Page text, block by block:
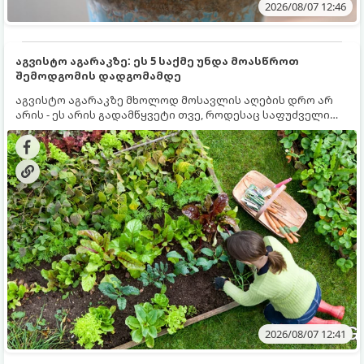
2026/08/07 12:46
აგვისტო აგარაკზე: ეს 5 საქმე უნდა მოასწროთ
შემოდგომის დადგომამდე
აგვისტო აგარაკზე მხოლოდ მოსავლის აღების დრო არ
არის - ეს არის გადამწყვეტი თვე, როდესაც საფუძველი
ეყრება მომავალი წლის მოსავალს და ბაღი მზადდება
შემოდგომა-ზამთრის სეზონისთვის. იმისათვის, რომ
ნიადაგმა ენერგია აღიდგინოს, ხოლო მცენარეებმა
ზამთარს გაუძლონ, აგვისტოს ბოლომდე 5
მნიშვნელოვანი საქმის გაკეთება უნდა მოასწროთ:
2026/08/07 12:41